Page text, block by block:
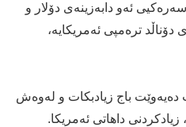
ئەو دابەزینەی دۆلار و
دۆناڵد ترەمپی ئەمریکایە،
دەیەوێت باج زیادبکات و لەوەش
داهاتی ئەمریکا.